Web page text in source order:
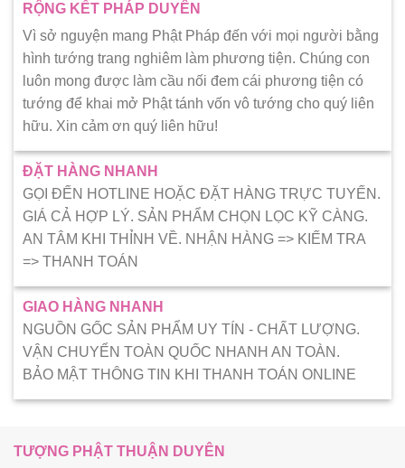
RỘNG KẾT PHÁP DUYÊN
Vì sở nguyện mang Phật Pháp đến với mọi người bằng
hình tướng trang nghiêm làm phương tiện. Chúng con
luôn mong được làm cầu nối đem cái phương tiện có
tướng để khai mở Phật tánh vốn vô tướng cho quý liên
hữu. Xin cảm ơn quý liên hữu!
ĐẶT HÀNG NHANH
GỌI ĐẾN HOTLINE HOẶC ĐẶT HÀNG TRỰC TUYẾN.
GIÁ CẢ HỢP LÝ. SẢN PHẨM CHỌN LỌC KỸ CÀNG.
AN TÂM KHI THỈNH VỀ. NHẬN HÀNG => KIẾM TRA
=> THANH TOÁN
GIAO HÀNG NHANH
NGUỒN GỐC SẢN PHẨM UY TÍN - CHẤT LƯỢNG.
VẬN CHUYỂN TOÀN QUỐC NHANH AN TOÀN.
BẢO MẬT THÔNG TIN KHI THANH TOÁN ONLINE
TƯỢNG PHẬT THUẬN DUYÊN